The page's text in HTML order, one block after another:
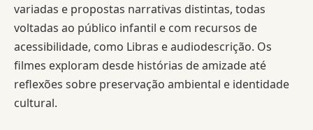
variadas e propostas narrativas distintas, todas
voltadas ao público infantil e com recursos de
acessibilidade, como Libras e audiodescrição. Os
filmes exploram desde histórias de amizade até
reflexões sobre preservação ambiental e identidade
cultural.